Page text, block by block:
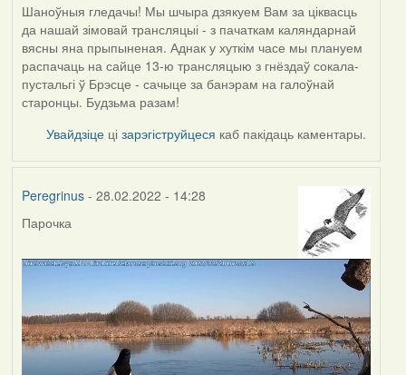
Шаноўныя гледачы! Мы шчыра дзякуем Вам за ціквасць
да нашай зімовай трансляцыі - з пачаткам каляндарнай
вясны яна прыпыненая. Аднак у хуткім часе мы плануем
распачаць на сайце 13-ю трансляцыю з гнёздаў сокала-
пустальгі ў Брэсце - сачыце за банэрам на галоўнай
старонцы. Будзьма разам!
Увайдзіце цізарэгіструйцеся каб пакідаць каментары.
Peregrinus- 28.02.2022 - 14:28
Парочка